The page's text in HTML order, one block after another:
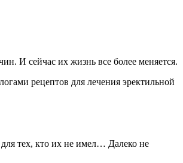
И сейчас их жизнь все более меняется.
рецептов для лечения эректильной
тех, кто их не имел… Далеко не